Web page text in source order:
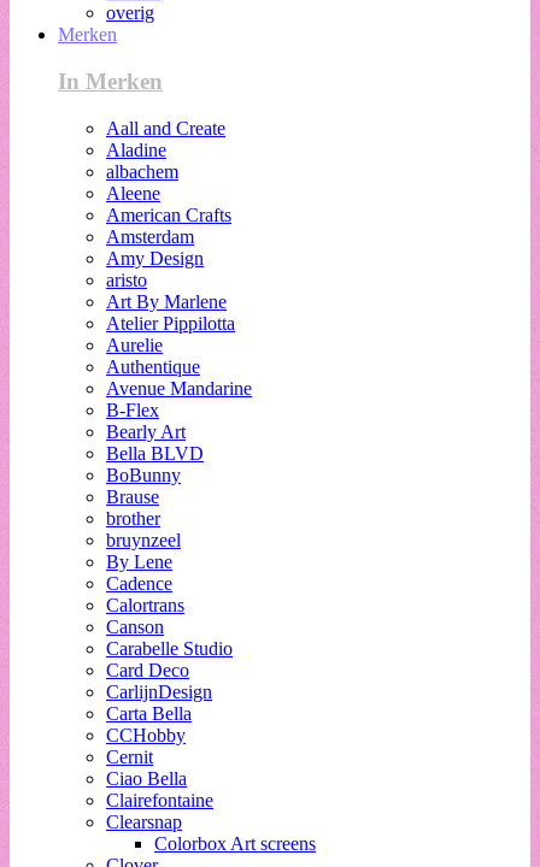
overig
Merken
In Merken
Aall and Create
Aladine
albachem
Aleene
American Crafts
Amsterdam
Amy Design
aristo
Art By Marlene
Atelier Pippilotta
Aurelie
Authentique
Avenue Mandarine
B-Flex
Bearly Art
Bella BLVD
BoBunny
Brause
brother
bruynzeel
By Lene
Cadence
Calortrans
Canson
Carabelle Studio
Card Deco
CarlijnDesign
Carta Bella
CCHobby
Cernit
Ciao Bella
Clairefontaine
Clearsnap
Colorbox Art screens